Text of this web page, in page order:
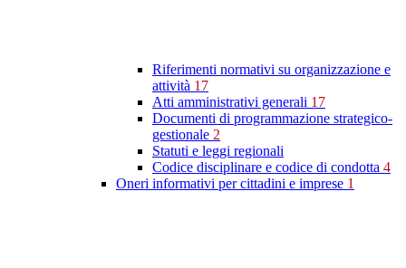
Riferimenti normativi su organizzazione e
attività 17
Atti amministrativi generali 17
Documenti di programmazione strategico-
gestionale 2
Statuti e leggi regionali
Codice disciplinare e codice di condotta 4
Oneri informativi per cittadini e imprese 1